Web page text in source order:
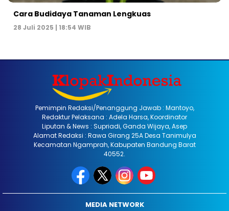
Cara Budidaya Tanaman Lengkuas
28 Juli 2025 | 18:54 WIB
Pemimpin Redaksi/Penanggung Jawab : Mantoyo,
Redaktur Pelaksana : Adela Harsa, Koordinator
Liputan & News : Supriadi, Ganda Wijaya, Asep
Alamat Redaksi : Rawa Girang 25A Desa Tanimulya
Kecamatan Ngamprah, Kabupaten Bandung Barat
40552.
MEDIA NETWORK